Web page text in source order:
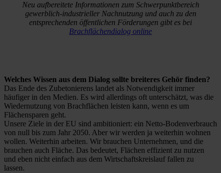
Neu aufbereitete Informationen zum Schwerpunktbereich
gewerblich-industrieller Nachnutzung und auch zu den
entsprechenden öffentlichen Förderungen gibt es bei
Brachflächendialog online
Welches Wissen aus dem Dialog sollte breiteres Gehör finden?
Das Ende des Zubetonierens landet als Notwendigkeit immer
häufiger in den Medien. Es wird allerdings oft unterschätzt, was die
Wiedernutzung von Brachflächen leisten kann, wenn es um
Flächensparen geht.
Unsere Ziele in der EU sind ambitioniert: ein Netto-Bodenverbrauch
von null bis zum Jahr 2050. Aber wir werden ja weiterhin wohnen
wollen. Weiterhin arbeiten. Wir brauchen Unternehmen, und die
brauchen auch Fläche. Das bedeutet, Flächen effizient zu nutzen
und eben nicht einfach aus dem Wirtschaftskreislauf fallen zu
lassen.